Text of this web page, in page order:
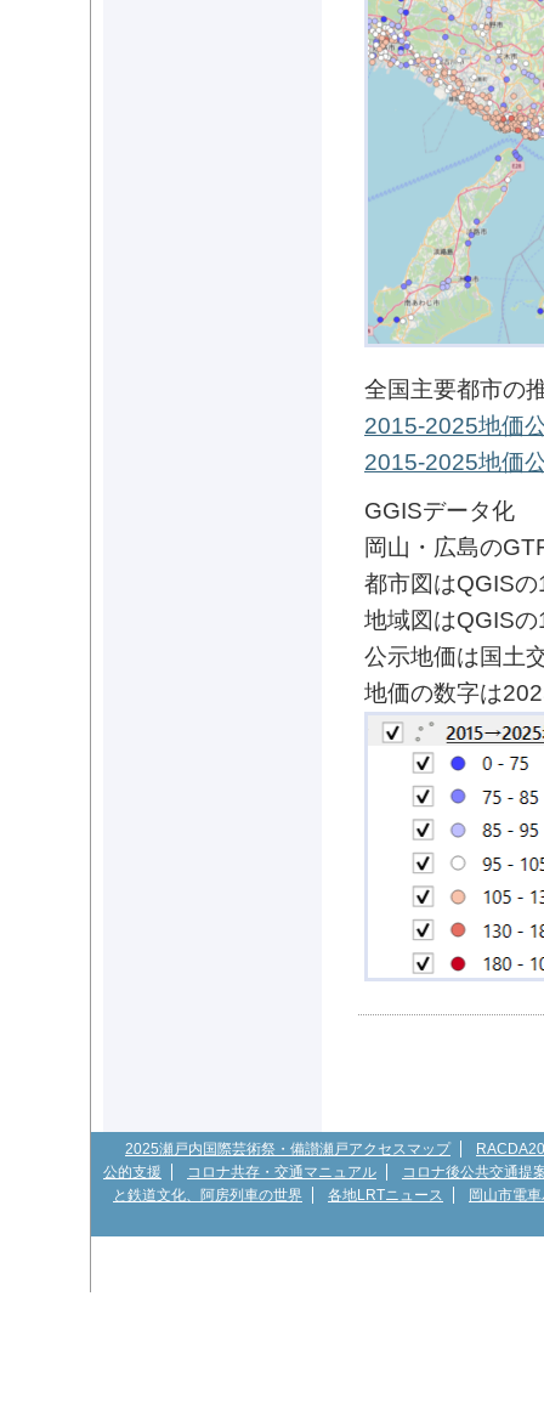
全国主要都市の
2015-2025地価
2015-2025地価
GGISデータ化
岡山・広島の
都市図はQGIS
地域図はQGIS
公示地価は国土
地価の数字は
2025瀬戸内国際芸術祭・備讃瀬戸アクセスマップ
公的支援
コロナ共存・交通マニュアル
コロナ後公共交通提
と鉄道文化、阿房列車の世界
各地LRTニュース 岡山市電